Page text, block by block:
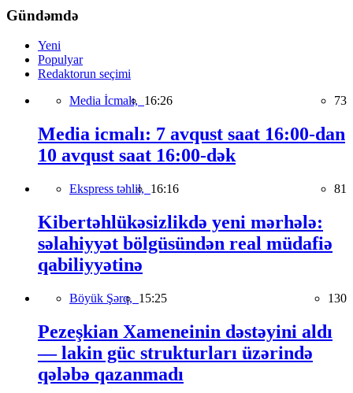
Gündəmdə
Yeni
Populyar
Redaktorun seçimi
Media İcmalı, 16:26 73
Media icmalı: 7 avqust saat 16:00-dan
10 avqust saat 16:00-dək
Ekspress təhlil, 16:16 81
Kibertəhlükəsizlikdə yeni mərhələ:
səlahiyyət bölgüsündən real müdafiə
qabiliyyətinə
Böyük Şərq, 15:25 130
Pezeşkian Xameneinin dəstəyini aldı
— lakin güc strukturları üzərində
qələbə qazanmadı